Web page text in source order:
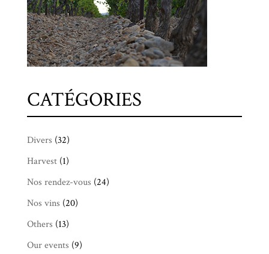
CATÉGORIES
Divers (32)
Harvest(1)
Nos rendez-vous (24)
Nos vins (20)
Others (13)
Our events (9)